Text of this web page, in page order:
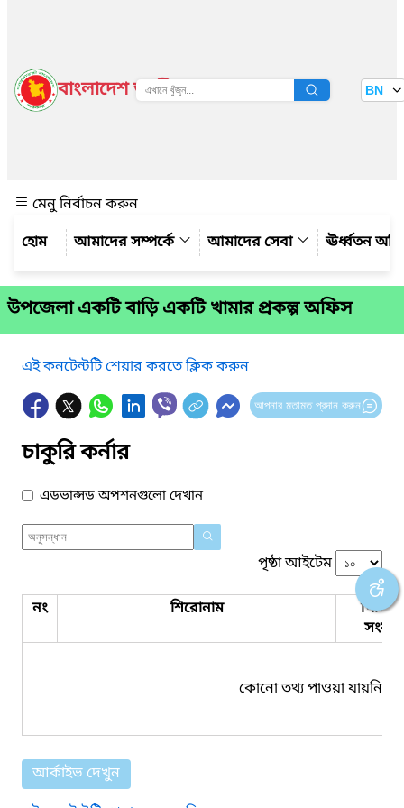
বাংলাদেশ জাতীয় তথ্য বাতায়ন BN
মেনু নির্বাচন করুন
আমাদের সম্পর্কে
আমাদের সেবা ঊর্ধ্বতন
উপজেলা একটি বাড়ি একটি খামার প্রকল্প অফিস
এই কনটেন্টটি শেয়ার করতে ক্লিক করুন
আপনার মতামত প্রদান করুন
চাকুরি কর্নার
এডভান্সড অপশনগুলো দেখান
পৃষ্ঠা আইটেম
নং শিরোনাম
কোনো তথ্য পাওয়া যায়নি।
আর্কাইভ দেখুন